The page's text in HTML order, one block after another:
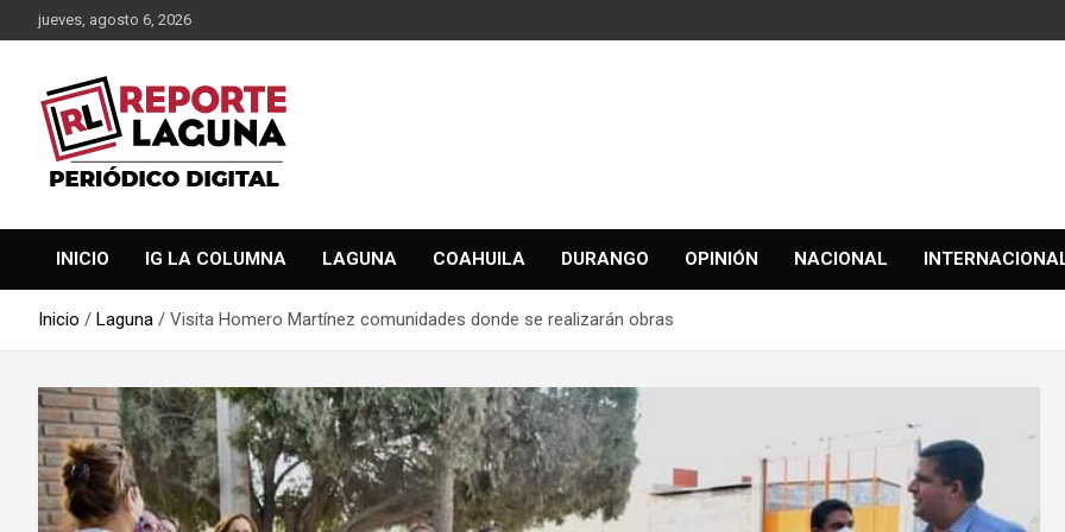
Saltar
al
jueves, agosto 6, 2026
Reporte Laguna
INICIO IG LA COLUMNA LAGUNA COAHUILA DURANGO OPINIÓN NACIONAL
Inicio Laguna Visita Homero Martínez comunidades donde se realizarán obras